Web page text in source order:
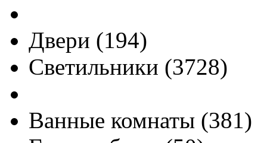
Двери (194)
Светильники (3728)
Ванные комнаты (381)